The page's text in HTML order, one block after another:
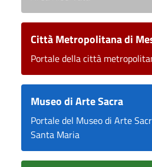
Città Metropolitana di
Portale della città
Museo di Arte Sacra
Portale del Museo di Arte
Santa Maria